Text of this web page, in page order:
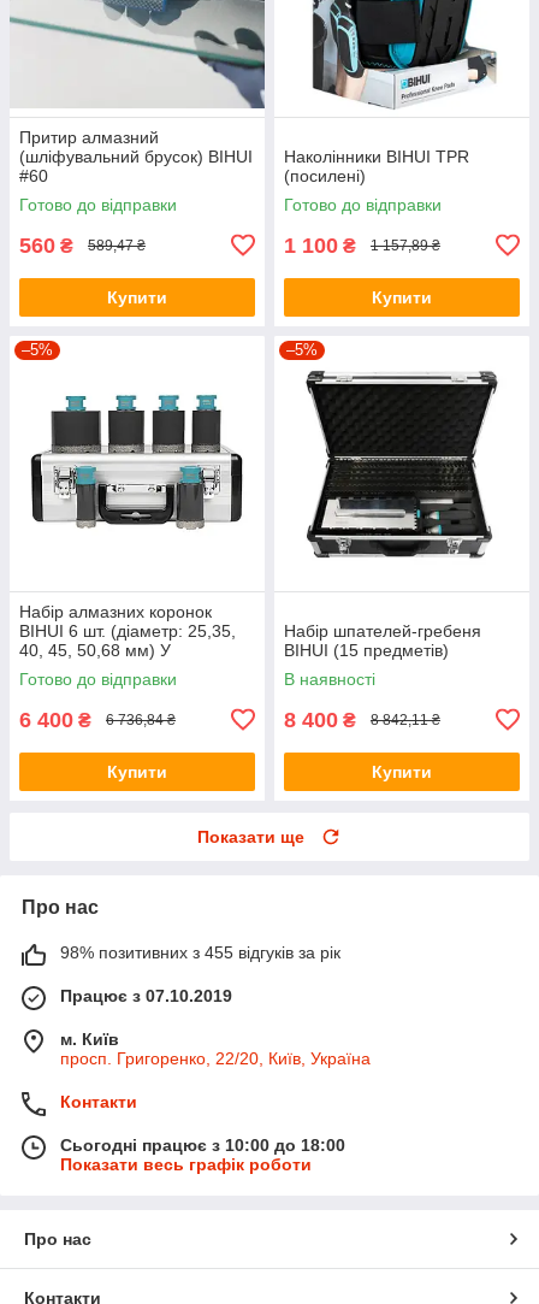
Притир алмазний
(шліфувальний брусок) BIHUI
#60
Готово до відправки
560 ₴ 589,47 ₴
Купити
Наколінники BIHUI TPR
(посилені)
Готово до відправки
1 100 ₴ 1 157,89 ₴
Купити
–5%
Набір алмазних коронок
BIHUI 6 шт. (діаметр: 25,35,
40, 45, 50,68 мм) У
МЕТАЛІЧНОМУ КЕЙСІ
Готово до відправки
6 400 ₴ 6 736,84 ₴
Купити
–5%
Набір шпателей-гребеня
BIHUI (15 предметів)
В наявності
8 400 ₴ 8 842,11 ₴
Купити
Показати ще
Про нас
98% позитивних з 455 відгуків за рік
Працює з 07.10.2019
м. Київ
просп. Григоренко, 22/20, Київ, Україна
Контакти
Сьогодні працює з 10:00 до 18:00
Показати весь графік роботи
Про нас
Контакти